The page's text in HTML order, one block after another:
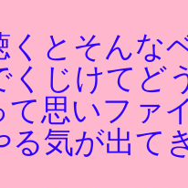
くとそんな
くじけてど
て思いファ
る気が出て